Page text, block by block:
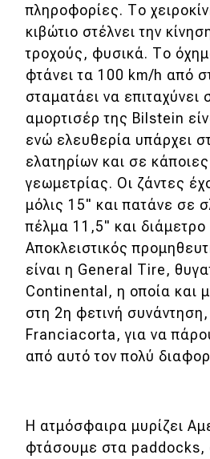
Παρουσιάσεις
DRIVE Away
MOTO
Μεταχειρισμένο
Οδηγός αγοράς
Συμβουλές
Χρηστικά
Συμβουλές
ΚΤΕΟ
eDRIVE
πληροφορίες. Το
κιβώτιο στέλνει την
τροχούς, φυσικά. Το
φτάνει τα 100 km/h από
σταματάει να
αμορτισέρ της Bilstein
ενώ ελευθερία υπάρχει
ελατηρίων και σε
γεωμετρίας. Οι ζάντες
μόλις 15" και πατάνε σε
πέλμα 11,5" και
Αποκλειστικός
είναι η General Tire,
Continental, η οποία και
στη 2η φετινή
Franciacorta, για να
από αυτό τον πολύ
Η ατμόσφαιρα μυρίζει
φτάσουμε στα paddocks,